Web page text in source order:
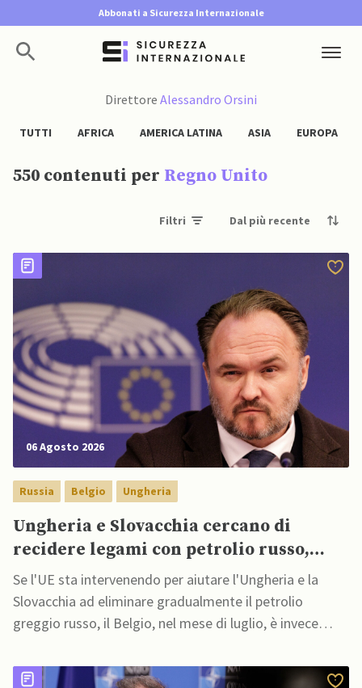
Abbonati a Sicurezza Internazionale
Direttore Alessandro Orsini
TUTTI AFRICA AMERICA LATINA ASIA EUROPA
550 contenuti per Regno Unito
Filtri
06 Agosto 2026
Russia Belgio Ungheria
Ungheria e Slovacchia cercano di
recidere legami con petrolio russo,
mentre Belgio aumenta dipendenza da
GNL russo
Se l'UE sta intervenendo per aiutare l'Ungheria e la
Slovacchia ad eliminare gradualmente il petrolio
greggio russo, il Belgio, nel mese di luglio, è invece
le importazioni di gas naturale liquefatto